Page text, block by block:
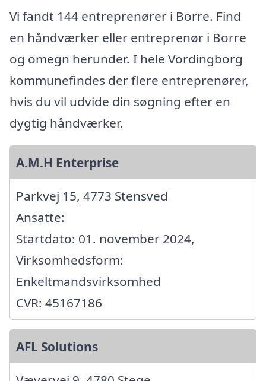
Vi fandt 144 entreprenører i Borre. Find
en håndværker eller entreprenør i Borre
og omegn herunder. I hele Vordingborg
kommunefindes der flere entreprenører,
hvis du vil udvide din søgning efter en
dygtig håndværker.
A.M.H Enterprise
Parkvej 15, 4773 Stensved
Ansatte:
Startdato: 01. november 2024,
Virksomhedsform:
Enkeltmandsvirksomhed
CVR: 45167186
AFL Solutions